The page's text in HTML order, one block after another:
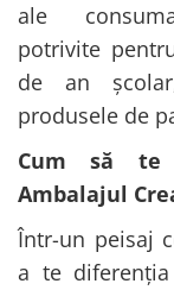
ale
potrivite
de an
produsele de
Cum să te
Ambalajul
Într-un peisaj
a te